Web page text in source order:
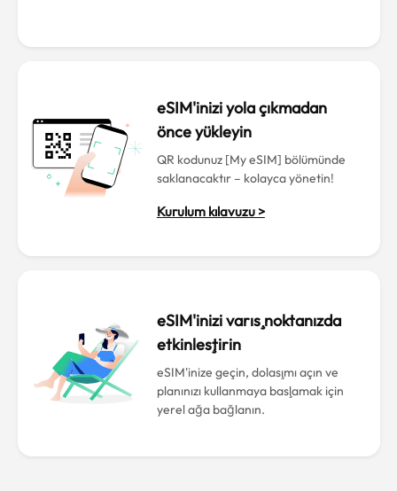
eSIM'inizi yola çıkmadan
önce yükleyin
QR kodunuz [My eSIM] bölümünde
saklanacaktır – kolayca yönetin!
Kurulum kılavuzu >
eSIM'inizi varış noktanızda
etkinleştirin
eSIM'inize geçin, dolaşımı açın ve
planınızı kullanmaya başlamak için
yerel ağa bağlanın.